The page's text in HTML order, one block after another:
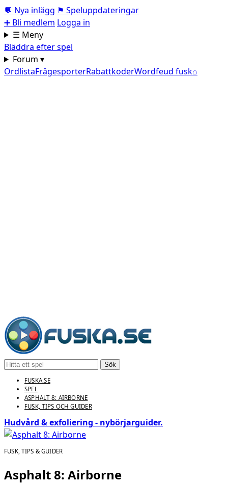
💬 Nya inlägg ⚑ Speluppdateringar
➕ Bli medlem Logga in
☰ Meny
Bläddra efter spel
Forum ▾
OrdlistaFrågesporterRabattkoderWordfeud fusk⌂
Sök
FUSKA.SE
SPEL
ASPHALT 8: AIRBORNE
FUSK, TIPS OCH GUIDER
Hudvård & exfoliering - nybörjarguider.
FUSK, TIPS & GUIDER
Asphalt 8: Airborne